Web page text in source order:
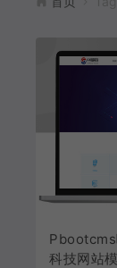
Pbootcms
科技网站